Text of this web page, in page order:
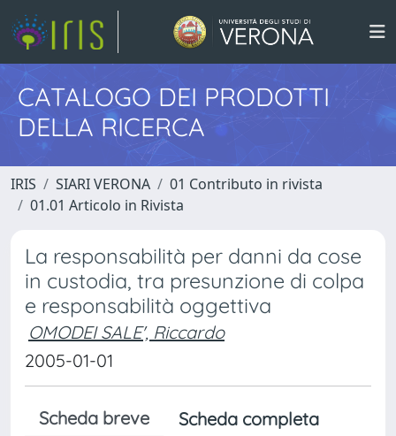
CATALOGO DEI PRODOTTI
DELLA RICERCA
IRIS SIARI VERONA
01 Contributo in rivista
01.01 Articolo in Rivista
La responsabilità per danni da cose
in custodia, tra presunzione di colpa
e responsabilità oggettiva
OMODEI SALE', Riccardo
2005-01-01
Scheda breve
Scheda completa